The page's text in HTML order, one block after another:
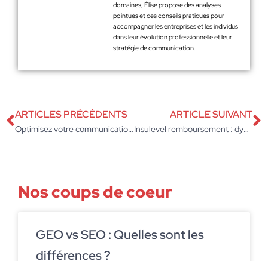
domaines, Élise propose des analyses
pointues et des conseils pratiques pour
accompagner les entreprises et les individus
dans leur évolution professionnelle et leur
stratégie de communication.
ARTICLES PRÉCÉDENTS
Optimisez votre communication avec des QR codes gravés sur métal
ARTICLE SUIVANT
Insulevel remboursement : dynamisez vos finances d’entreprise
Nos coups de coeur
GEO vs SEO : Quelles sont les
différences ?